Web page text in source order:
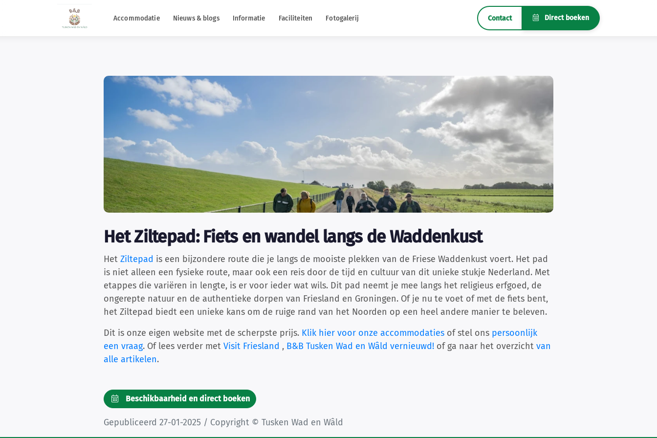
Accommodatie Nieuws & blogs Informatie Faciliteiten Fotogalerij Contact Direct boeken
Het Ziltepad: Fiets en wandel langs de Waddenkust
Het Ziltepad is een bijzondere route die je langs de mooiste plekken van de Friese Waddenkust voert. Het pad
is niet alleen een fysieke route, maar ook een reis door de tijd en cultuur van dit unieke stukje Nederland. Met
etappes die variëren in lengte, is er voor ieder wat wils. Dit pad neemt je mee langs het religieus erfgoed, de
ongerepte natuur en de authentieke dorpen van Friesland en Groningen. Of je nu te voet of met de fiets bent,
het Ziltepad biedt een unieke kans om de ruige rand van het Noorden op een heel andere manier te beleven.
Dit is onze eigen website met de scherpste prijs. Klik hier voor onze accommodaties of stel ons persoonlijk
een vraag. Of lees verder met Visit Friesland , B&B Tusken Wad en Wâld vernieuwd! of ga naar het overzicht van
alle artikelen.
Beschikbaarheid en direct boeken
Gepubliceerd 27-01-2025 / Copyright © Tusken Wad en Wâld